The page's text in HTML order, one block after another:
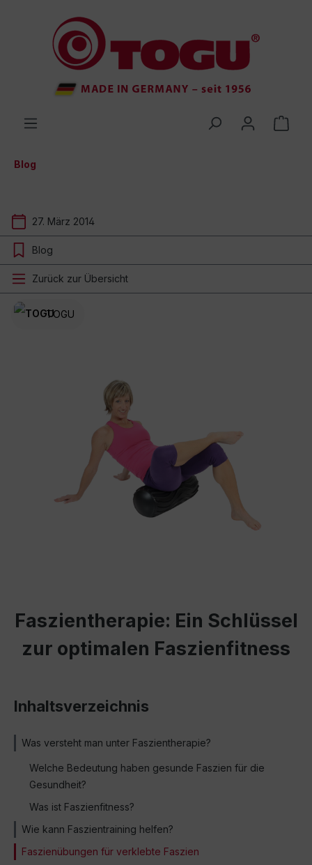
springen
Blog
27. März 2014
Blog
Zurück zur Übersicht
TOGU
Faszientherapie: Ein Schlüssel
zur optimalen Faszienfitness
Inhaltsverzeichnis
Was versteht man unter Faszientherapie?
Welche Bedeutung haben gesunde Faszien für die
Gesundheit?
Was ist Faszienfitness?
Wie kann Faszientraining helfen?
Faszienübungen für verklebte Faszien